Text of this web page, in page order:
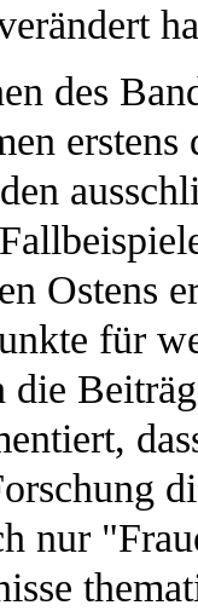
des
Ostens
für
nur